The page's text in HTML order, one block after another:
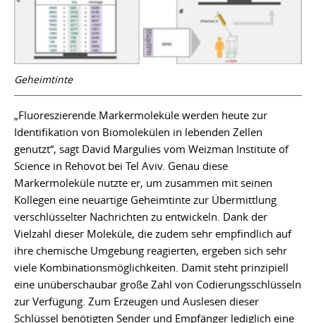
Geheimtinte
„Fluoreszierende Markermoleküle werden heute zur
Identifikation von Biomolekülen in lebenden Zellen
genutzt“, sagt David Margulies vom Weizman Institute of
Science in Rehovot bei Tel Aviv. Genau diese
Markermoleküle nutzte er, um zusammen mit seinen
Kollegen eine neuartige Geheimtinte zur Übermittlung
verschlüsselter Nachrichten zu entwickeln. Dank der
Vielzahl dieser Moleküle, die zudem sehr empfindlich auf
ihre chemische Umgebung reagierten, ergeben sich sehr
viele Kombinationsmöglichkeiten. Damit steht prinzipiell
eine unüberschaubar große Zahl von Codierungsschlüsseln
zur Verfügung. Zum Erzeugen und Auslesen dieser
Schlüssel benötigten Sender und Empfänger lediglich eine